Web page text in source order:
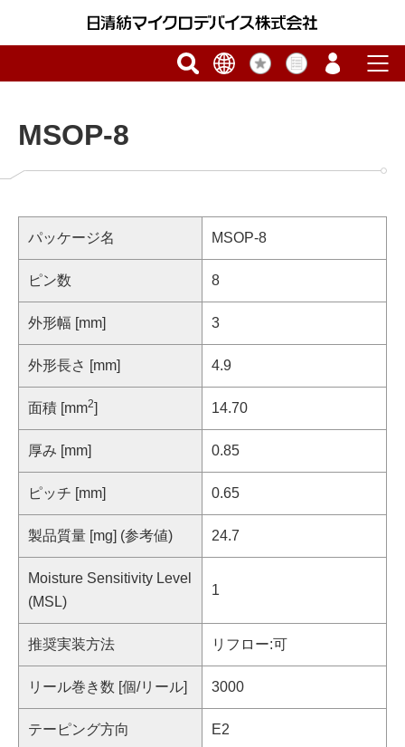
MSOP-8
パッケージ名 MSOP-8
ピン数 8
外形幅 [mm] 3
外形長さ [mm] 4.9
面積 [mm2] 14.70
厚み [mm] 0.85
ピッチ [mm] 0.65
製品質量 [mg] (参考値) 24.7
Moisture Sensitivity Level
(MSL)
1
推奨実装方法 リフロー:可
リール巻き数 [個/リール] 3000
テーピング方向 E2